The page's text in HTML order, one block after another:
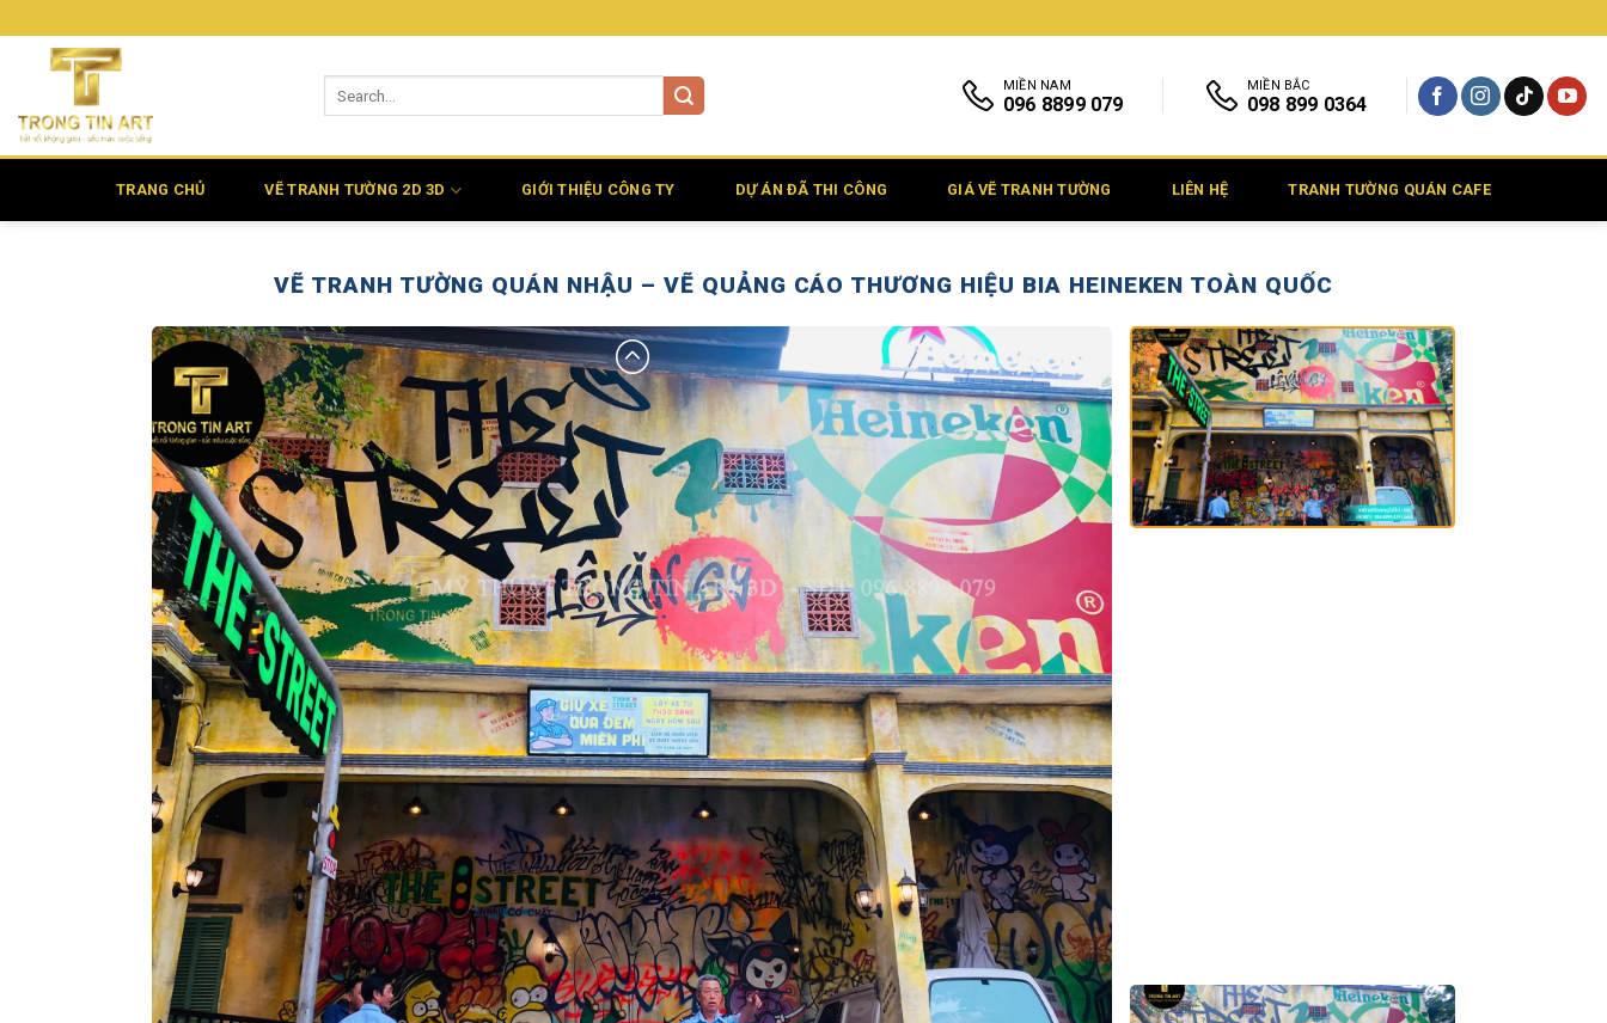
qua
MIỀN NAM
096 8899 079
MIỀN BẮC
098 899 0364
TRANG CHỦ VẼ TRANH TƯỜNG 2D 3D GIỚI THIỆU CÔNG TY DỰ ÁN ĐÃ THI CÔNG GIÁ VẼ TRANH TƯỜNG LIÊN HỆ TRANH TƯỜNG QUÁN CAFE
VẼ TRANH TƯỜNG QUÁN NHẬU – VẼ QUẢNG CÁO THƯƠNG HIỆU BIA HEINEKEN TOÀN QUỐC